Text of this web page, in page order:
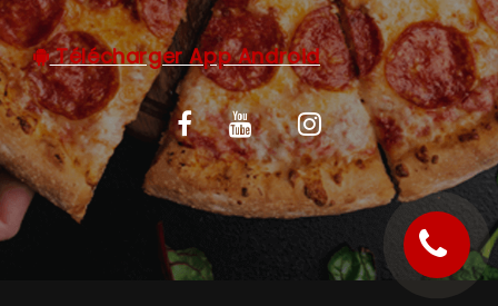
Télécharger App Android